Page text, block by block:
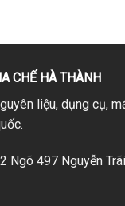
CHẾ HÀ THÀNH
liệu, dụng cụ,
Ngõ 497 Nguyễn